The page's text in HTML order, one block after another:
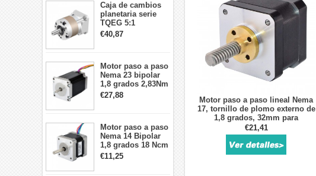
Robot CNC DIY
Caja de cambios
planetaria serie
TQEG 5:1
contragolpe 15
arcmin para motor
€40,87
Motor paso a paso
Nema 23 bipolar
1,8 grados 2,83Nm
4A 2,26 V
57x57x84mm 8
€27,88
Motor paso a paso
Nema 14 Bipolar
1,8 grados 18 Ncm
0,8 A 5,74 V 35 x
35 x 34 mm 4
€11,25
Motor paso a paso lineal Nema
17, tornillo de plomo externo de
1,8 grados, 32mm para
impresora 3D DIY
€21,41